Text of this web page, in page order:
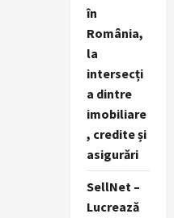
în
România,
la
intersecți
a dintre
imobiliare
, credite și
asigurări
SellNet –
Lucrează